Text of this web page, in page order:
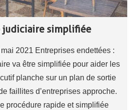
judiciaire simplifiée
2021 Entreprises endettées :
va être simplifiée pour aider les
planche sur un plan de sortie
faillites d’entreprises approche.
procédure rapide et simplifiée